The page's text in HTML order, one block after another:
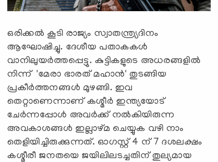
ഒരിക്കല്‍ കൂടി രാജ്യം സ്വാതന്ത്ര്യദിനം
ആഘോഷിച്ചു. ദേശീയ പതാകകള്‍
വാനിലുയര്‍ത്തപ്പെട്ടു. കുട്ടികളുടെ അധരങ്ങളില്‍
നിന്ന് 'മേരാ ഭാരത് മഹാന്‍' തുടങ്ങിയ
പ്രകീര്‍ത്തനങ്ങള്‍ മുഴങ്ങി. ഇവ
തെറ്റാണെന്നാണ് കശ്മീര്‍ ഇന്ത്യയോട്
ചേര്‍ന്നപ്പോള്‍ അവര്‍ക്ക് നല്‍കിയിരുന്ന
അവകാശങ്ങള്‍ ഇല്ലാഴ്മ ചെയ്യുക വഴി നാം
തെളിയിച്ചിരുക്കുന്നത്. ഓഗസ്റ്റ് 4 ന് 7 ദശലക്ഷം
കശ്മീരീ ജനതയെ ജയിലിലടച്ചതിന് തുല്യമായ